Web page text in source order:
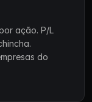
ação. P/L
do